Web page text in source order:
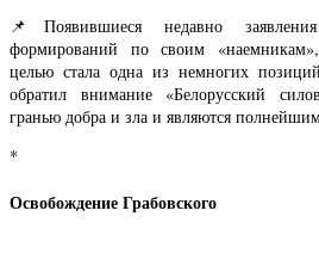
📌Появившиеся недавно
формирований по своим
целью стала одна из немногих
обратил внимание «Белорусский
гранью добра и зла и являются
*
Освобождение Грабовского